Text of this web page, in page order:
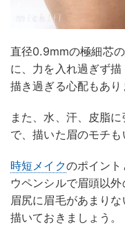
直径0.9mmの極細芯
に、力を入れ過ぎず
描き過ぎる心配もあり
また、水、汗、皮脂
で、描いた眉のモチも
時短メイクのポイント
ウペンシルで眉頭以外
眉尻に眉毛があまり
描いておきましょう。